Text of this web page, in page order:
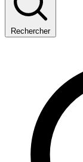
Rechercher